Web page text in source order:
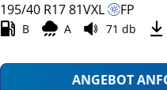
195/40 R1781VXL FP
B A 71 db
ANGEBOT